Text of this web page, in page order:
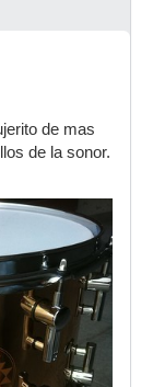
de mas
de la sonor.